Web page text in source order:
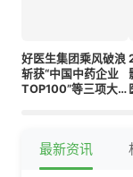
好医生集团乘风破浪
斩获“中国中药企业
TOP100”等三项大
最新资讯